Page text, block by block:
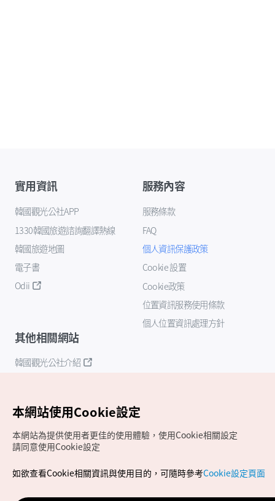
實用資訊
韓國觀光公社APP
1330韓國旅遊諮詢翻譯熱線
韓國旅遊地圖
電子書
Odii
服務內容
服務條款
FAQ
個人資訊保護政策
Cookie 設置
Cookie政策
位置資訊服務使用條款
個人位置資訊處理方針
其他相關網站
韓國觀光公社介紹
Copyrights (c) 韓國觀光公社版權所有
如有相關疑問或建議，歡迎來信至官方信箱
本網站使用Cookie設定
本網站為提供使用者更佳的使用體驗，使用Cookie相關設定
請同意使用Cookie設定
如欲查看Cookie相關資訊與使用目的，可隨時參考Cookie設定頁面